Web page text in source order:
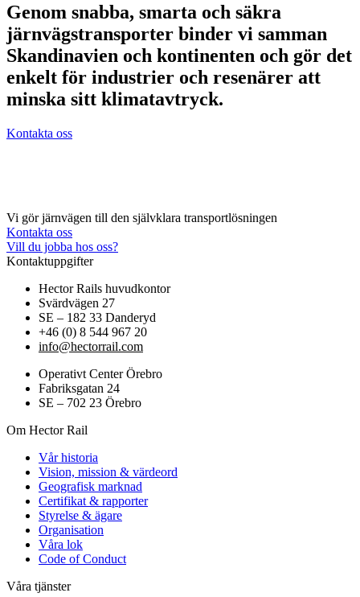
Genom snabba, smarta och säkra
järnvägstransporter binder vi samman
Skandinavien och kontinenten och gör det
enkelt för industrier och resenärer att
minska sitt klimatavtryck.
Kontakta oss
Vi gör järnvägen till den självklara transportlösningen
Kontakta oss
Vill du jobba hos oss?
Kontaktuppgifter
Hector Rails huvudkontor
Svärdvägen 27
SE – 182 33 Danderyd
+46 (0) 8 544 967 20
info@hectorrail.com
Operativt Center Örebro
Fabriksgatan 24
SE – 702 23 Örebro
Om Hector Rail
Vår historia
Vision, mission & värdeord
Geografisk marknad
Certifikat & rapporter
Styrelse & ägare
Organisation
Våra lok
Code of Conduct
Våra tjänster